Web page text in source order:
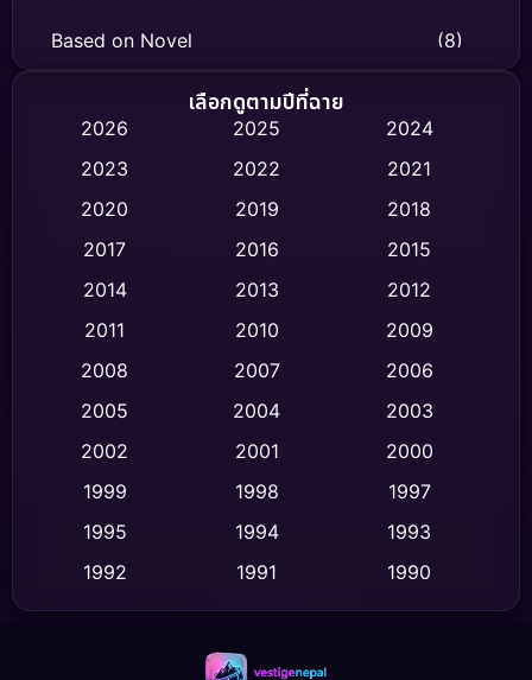
Based on Novel (8)
Biography ชีวิตจริง
Classic หนังคลาสสิก (47)
Comedy ตลก (454)
Crime อาชญากรรม (532)
Cult Film
Dance เต้น (10)
Detective สืบสวน (62)
เลือกดูตามปีที่ฉาย
2026 2025
2024
2023
2022
2021
2020
2019
2018
2017
2016
2015
2014
2013
2012
2011
2010
2009
2008
2007
2006
2005
2004
2003
2002
2001
2000
1999
1998
1997
1995
1994
1993
1992
1991
1990
1989
1988
1986
1983